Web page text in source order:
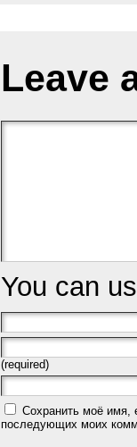
Leave
You can
(required)
Сохранить моё имя,
последующих моих